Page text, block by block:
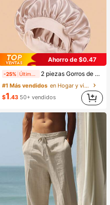
Ahorro de $0.47
-25% 2 piezas Gorros de dormir de seda y satén de lujo, unicolor, gorros elásticos de protección del cabello, ligeros y cómodos para usar toda la noche, cuidado del cabello, ducha, ajuste suave al cuero cabelludo, para ella
#1 Más vendidos
en Hogar y vida
$1.43 50+ vendidos